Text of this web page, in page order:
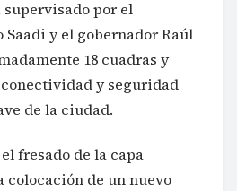
supervisado por el
y el gobernador Raúl
18 cuadras y
y seguridad
de la ciudad.
fresado de la capa
colocación de un nuevo